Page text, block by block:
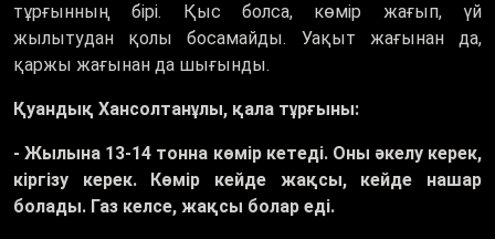
тұрғынның бірі. Қыс болса, көмір жағып, үй
жылытудан қолы босамайды. Уақыт жағынан да,
қаржы жағынан да шығынды.
Қуандық Хансолтанұлы, қала тұрғыны:
- Жылына 13-14 тонна көмір кетеді. Оны әкелу керек,
кіргізу керек. Көмір кейде жақсы, кейде нашар
болады. Газ келсе, жақсы болар еді.